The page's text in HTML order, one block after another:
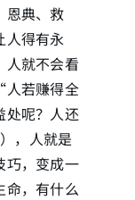
恩典、救
人得有永
人就不会看
人若赚得全
处呢？人还
，人就是
巧，变成一
命，有什么